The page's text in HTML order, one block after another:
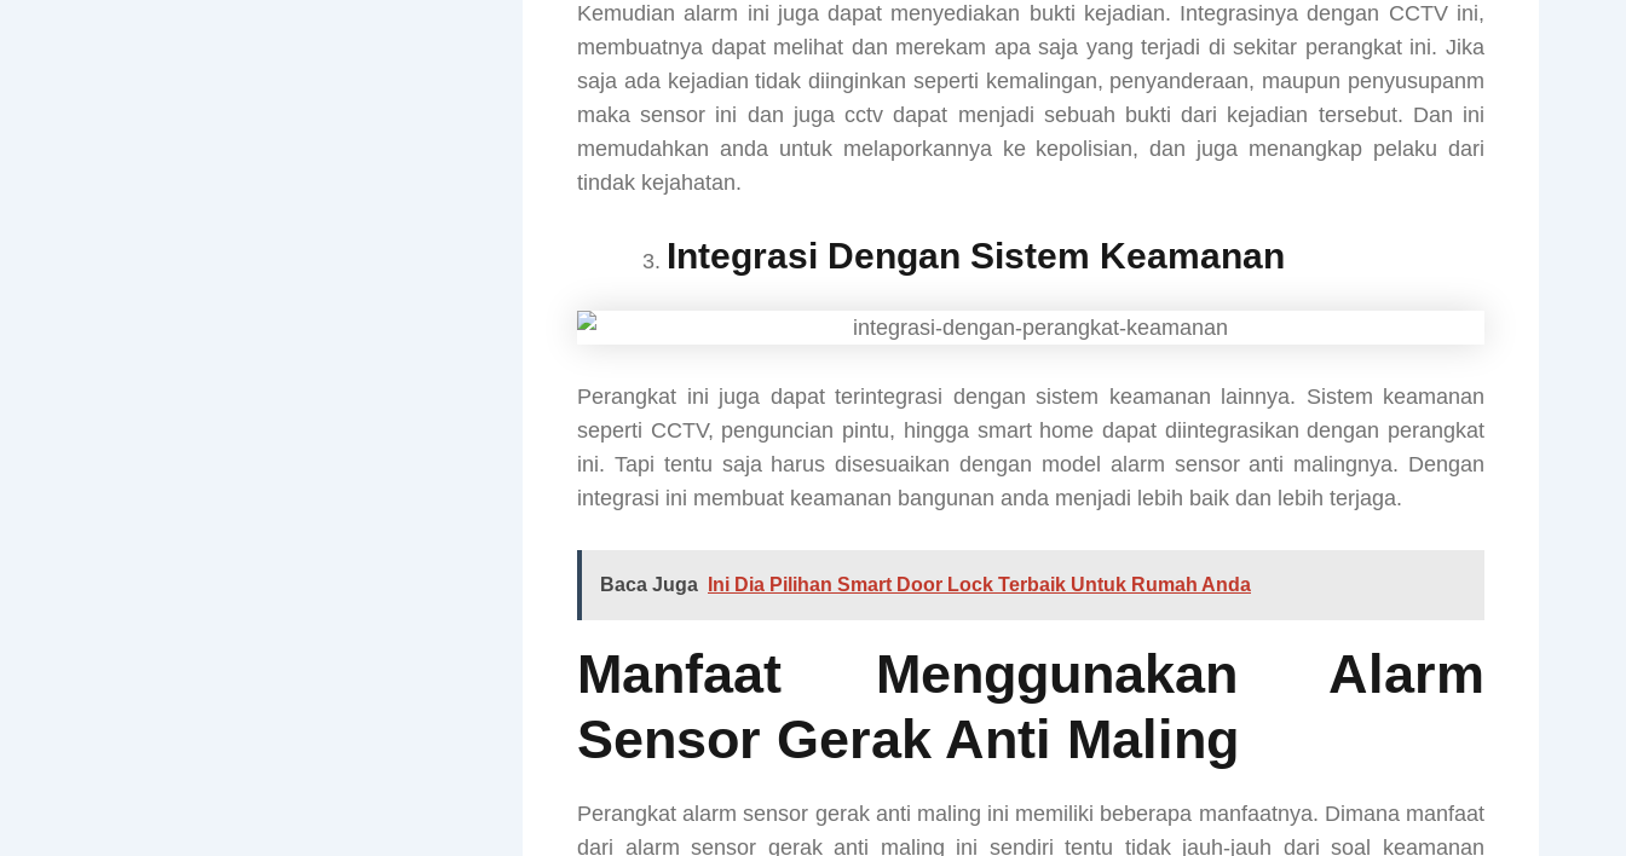
Kemudian alarm ini juga dapat menyediakan bukti kejadian. Integrasinya dengan CCTV ini,
membuatnya dapat melihat dan merekam apa saja yang terjadi di sekitar perangkat ini. Jika
saja ada kejadian tidak diinginkan seperti kemalingan, penyanderaan, maupun penyusupanm
maka sensor ini dan juga cctv dapat menjadi sebuah bukti dari kejadian tersebut. Dan ini
memudahkan anda untuk melaporkannya ke kepolisian, dan juga menangkap pelaku dari
tindak kejahatan.
Integrasi Dengan Sistem Keamanan
Perangkat ini juga dapat terintegrasi dengan sistem keamanan lainnya. Sistem keamanan
seperti CCTV, penguncian pintu, hingga smart home dapat diintegrasikan dengan perangkat
ini. Tapi tentu saja harus disesuaikan dengan model alarm sensor anti malingnya. Dengan
integrasi ini membuat keamanan bangunan anda menjadi lebih baik dan lebih terjaga.
Baca Juga Ini Dia Pilihan Smart Door Lock Terbaik Untuk Rumah Anda
Manfaat Menggunakan Alarm
Sensor Gerak Anti Maling
Perangkat alarm sensor gerak anti maling ini memiliki beberapa manfaatnya. Dimana manfaat
dari alarm sensor gerak anti maling ini sendiri tentu tidak jauh-jauh dari soal keamanan